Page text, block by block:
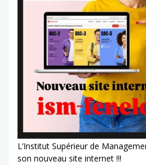
L’Institut Supérieur de
son nouveau site internet !!!